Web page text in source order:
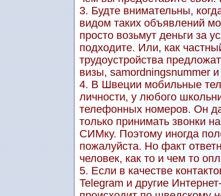
3. Будте внимательны,
видом таких объявлений
просто возьмут деньги за
подходите. Или, как
трудоустройства
визы, samordningsnummer и
4. В Швеции мобильные
личности, у любого
телефонных номеров. Он
только принимать звонки
СИМку. Поэтому иногда
пожалуйста. Но факт
человек, как то и чем то
5. Если в качестве
Telegram и другие